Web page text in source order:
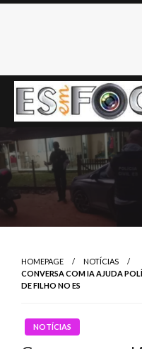
Skip
Es Em Foco
HOMEPAGE
NOTÍCIAS
CONVERSA COM IA AJUDA
DE FILHO NO ES
NOTÍCIAS